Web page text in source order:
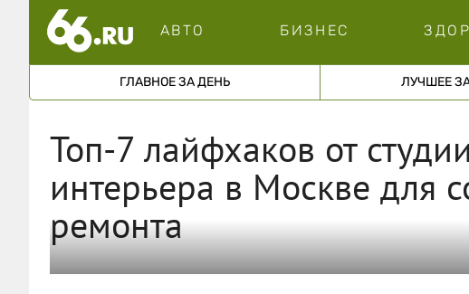
АВТО БИЗНЕС
ГЛАВНОЕ ЗА ДЕНЬ ЛУЧШЕЕ
Топ-7 лайфхаков от
интерьера в Москве для
ремонта